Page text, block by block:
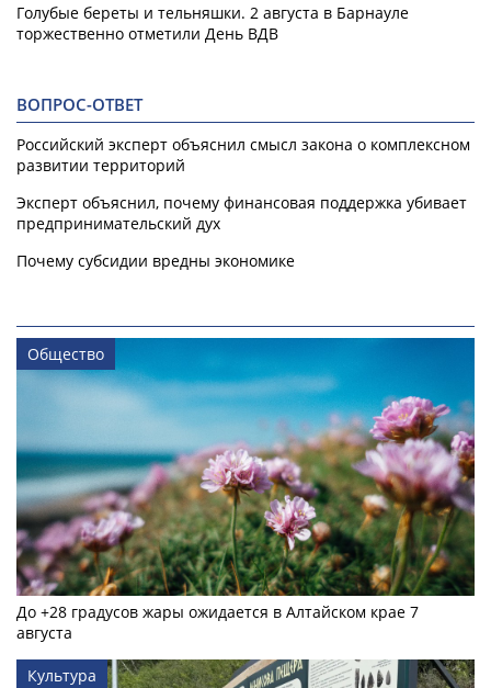
Голубые береты и тельняшки. 2 августа в Барнауле
торжественно отметили День ВДВ
ВОПРОС-ОТВЕТ
Российский эксперт объяснил смысл закона о комплексном
развитии территорий
Эксперт объяснил, почему финансовая поддержка убивает
предпринимательский дух
Почему субсидии вредны экономике
Общество
До +28 градусов жары ожидается в Алтайском крае 7
августа
Культура